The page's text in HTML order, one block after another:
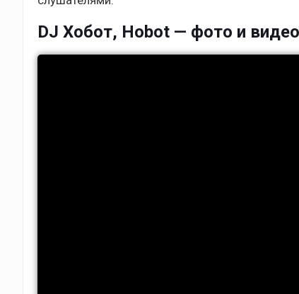
DJ Хобот, Hobot — фото и